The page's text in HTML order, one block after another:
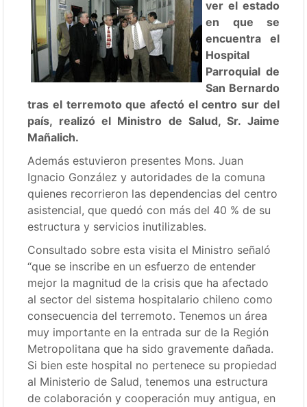
ver el estado
en que se
encuentra el
Hospital
Parroquial de
San Bernardo
tras el terremoto que afectó el centro sur del
país, realizó el Ministro de Salud, Sr. Jaime
Mañalich.
Además estuvieron presentes Mons. Juan
Ignacio González y autoridades de la comuna
quienes recorrieron las dependencias del centro
asistencial, que quedó con más del 40 % de su
estructura y servicios inutilizables.
Consultado sobre esta visita el Ministro señaló
“que se inscribe en un esfuerzo de entender
mejor la magnitud de la crisis que ha afectado
al sector del sistema hospitalario chileno como
consecuencia del terremoto. Tenemos un área
muy importante en la entrada sur de la Región
Metropolitana que ha sido gravemente dañada.
Si bien este hospital no pertenece su propiedad
al Ministerio de Salud, tenemos una estructura
de colaboración y cooperación muy antigua, en